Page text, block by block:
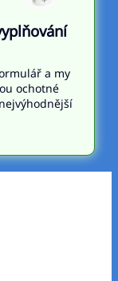
a my
ochotné